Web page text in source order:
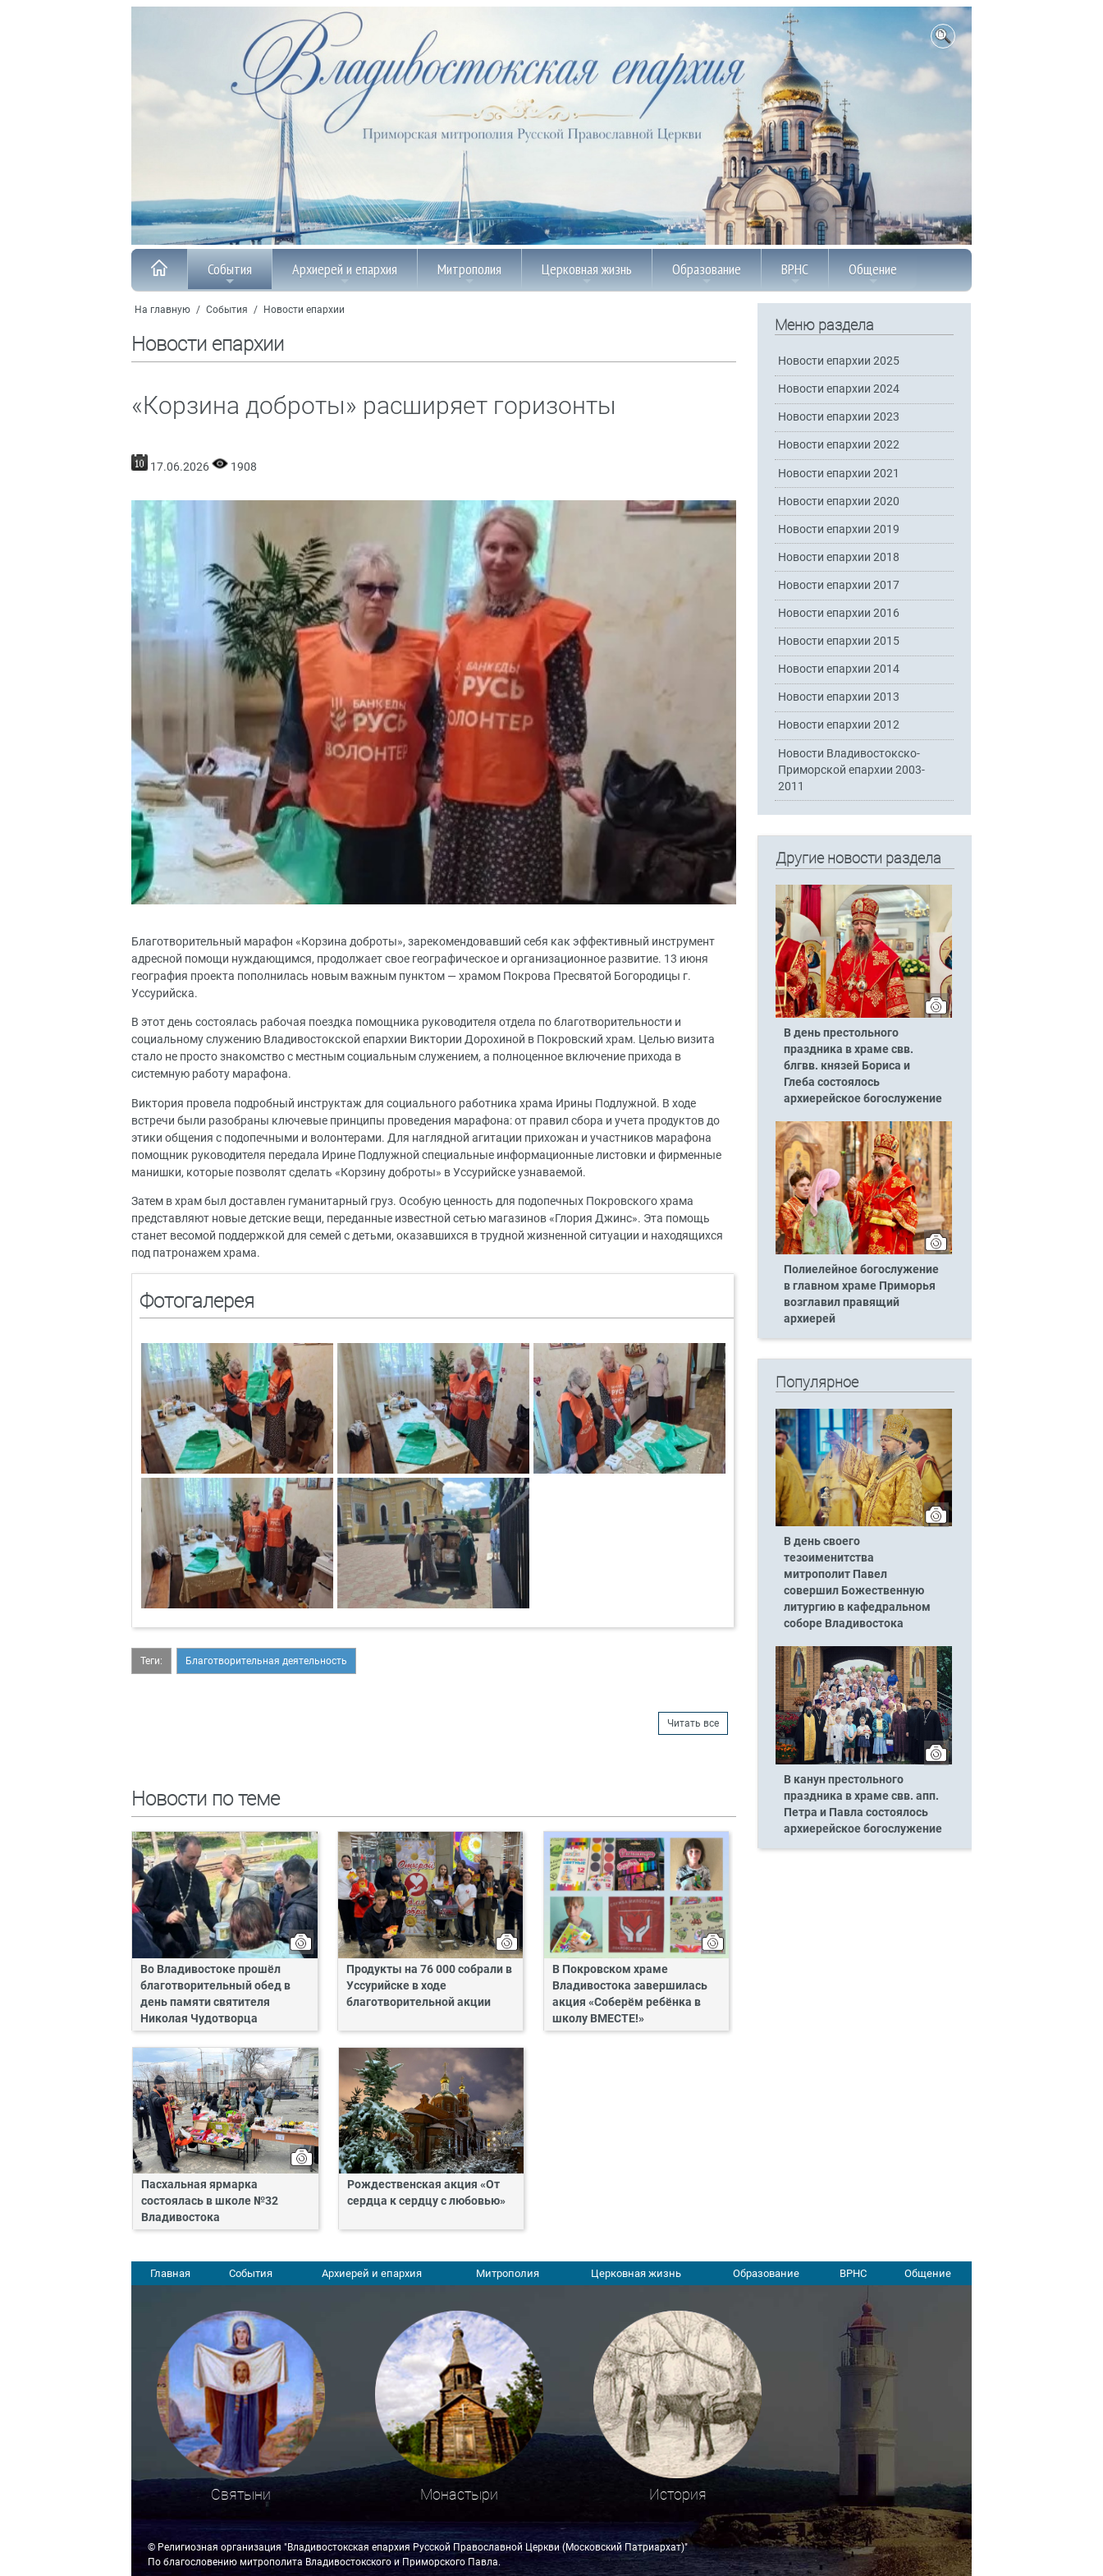
События Архиерей и епархия Митрополия Церковная жизнь Образование ВРНС Общение
На главную / События / Новости епархии
Новости епархии
«Корзина доброты» расширяет горизонты
17.06.2026 1908
Благотворительный марафон «Корзина доброты», зарекомендовавший себя как эффективный инструмент
адресной помощи нуждающимся, продолжает свое географическое и организационное развитие. 13 июня
география проекта пополнилась новым важным пунктом — храмом Покрова Пресвятой Богородицы г.
Уссурийска.
В этот день состоялась рабочая поездка помощника руководителя отдела по благотворительности и
социальному служению Владивостокской епархии Виктории Дорохиной в Покровский храм. Целью визита
стало не просто знакомство с местным социальным служением, а полноценное включение прихода в
системную работу марафона.
Виктория провела подробный инструктаж для социального работника храма Ирины Подлужной. В ходе
встречи были разобраны ключевые принципы проведения марафона: от правил сбора и учета продуктов до
этики общения с подопечными и волонтерами. Для наглядной агитации прихожан и участников марафона
помощник руководителя передала Ирине Подлужной специальные информационные листовки и фирменные
манишки, которые позволят сделать «Корзину доброты» в Уссурийске узнаваемой.
Затем в храм был доставлен гуманитарный груз. Особую ценность для подопечных Покровского храма
представляют новые детские вещи, переданные известной сетью магазинов «Глория Джинс». Эта помощь
станет весомой поддержкой для семей с детьми, оказавшихся в трудной жизненной ситуации и находящихся
под патронажем храма.
Фотогалерея
Теги: Благотворительная деятельность
Читать все
Новости по теме
Во Владивостоке прошёл
благотворительный обед в
день памяти святителя
Николая Чудотворца
Продукты на 76 000 собрали в
Уссурийске в ходе
благотворительной акции
В Покровском храме
Владивостока завершилась
акция «Соберём ребёнка в
школу ВМЕСТЕ!»
Пасхальная ярмарка
состоялась в школе №32
Владивостока
Рождественская акция «От
сердца к сердцу с любовью»
Меню раздела
Новости епархии 2025
Новости епархии 2024
Новости епархии 2023
Новости епархии 2022
Новости епархии 2021
Новости епархии 2020
Новости епархии 2019
Новости епархии 2018
Новости епархии 2017
Новости епархии 2016
Новости епархии 2015
Новости епархии 2014
Новости епархии 2013
Новости епархии 2012
Новости Владивостокско-
Приморской епархии 2003-
2011
Другие новости раздела
В день престольного
праздника в храме свв.
блгвв. князей Бориса и
Глеба состоялось
архиерейское богослужение
Полиелейное богослужение
в главном храме Приморья
возглавил правящий
архиерей
Популярное
В день своего
тезоименитства
митрополит Павел
совершил Божественную
литургию в кафедральном
соборе Владивостока
В канун престольного
праздника в храме свв. апп.
Петра и Павла состоялось
архиерейское богослужение
Главная События Архиерей и епархия Митрополия Церковная жизнь Образование ВРНС Общение
Святыни Монастыри История
© Религиозная организация "Владивостокская епархия Русской Православной Церкви (Московский Патриархат)"
По благословению митрополита Владивостокского и Приморского Павла.